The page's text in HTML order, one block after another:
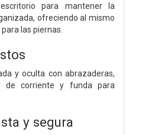
para mantener la
ofreciendo al mismo
las piernas.
y oculta con abrazaderas,
de corriente y funda para
y segura